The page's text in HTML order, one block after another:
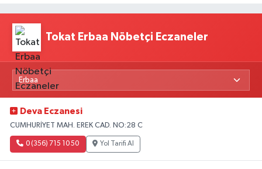
Tokat Erbaa Nöbetçi Eczaneler
Deva Eczanesi
CUMHURİYET MAH. EREK CAD. NO:28 C
0 (356) 715 10 50 Yol Tarifi Al